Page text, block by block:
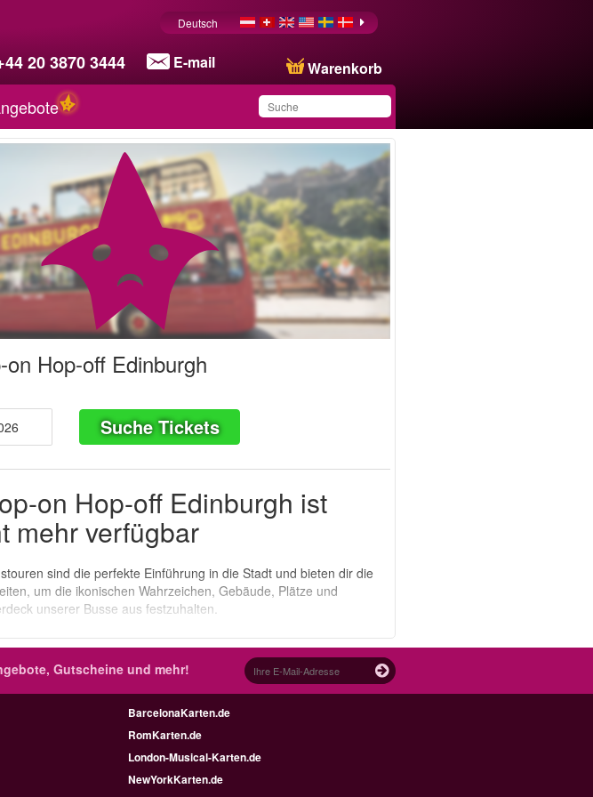
20 3870 3444 E-mail Warenkorb
Deutsch
Produkt in Ihrer Liste
gespeichert
Hop-off Edinburgh
Suche Tickets
on Hop-off Edinburgh ist
mehr verfügbar
sind die perfekte Einführung in die Stadt und bieten dir die
um die ikonischen Wahrzeichen, Gebäude, Plätze und
unserer Busse aus festzuhalten.
Gutscheine und mehr!
BarcelonaKarten.de
RomKarten.de
London-Musical-Karten.de
NewYorkKarten.de